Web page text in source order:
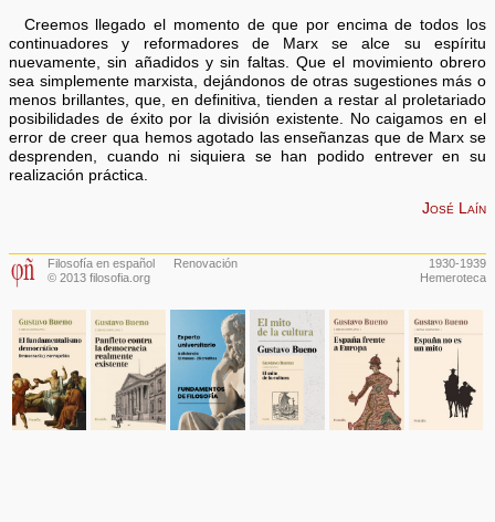
Creemos llegado el momento de que por encima de todos los
continuadores y reformadores de Marx se alce su espíritu
nuevamente, sin añadidos y sin faltas. Que el movimiento obrero
sea simplemente marxista, dejándonos de otras sugestiones más o
menos brillantes, que, en definitiva, tienden a restar al proletariado
posibilidades de éxito por la división existente. No caigamos en el
error de creer qua hemos agotado las enseñanzas que de Marx se
desprenden, cuando ni siquiera se han podido entrever en su
realización práctica.
José Laín
Filosofía en español
© 2013 filosofia.org
Renovación
1930-1939
Hemeroteca